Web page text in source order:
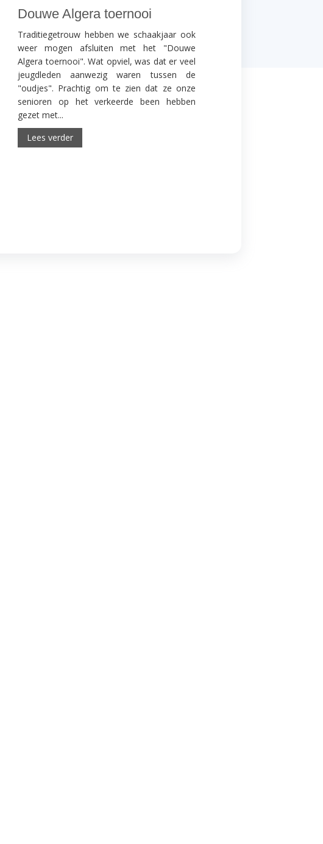
Douwe Algera toernooi
Traditiegetrouw hebben we schaakjaar ook
weer mogen afsluiten met het "Douwe
Algera toernooi". Wat opviel, was dat er veel
jeugdleden aanwezig waren tussen de
"oudjes". Prachtig om te zien dat ze onze
senioren op het verkeerde been hebben
gezet met...
Lees verder